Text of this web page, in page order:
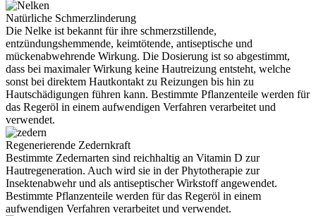
Natürliche Schmerzlinderung
Die Nelke ist bekannt für ihre schmerzstillende,
entzündungshemmende, keimtötende, antiseptische und
mückenabwehrende Wirkung. Die Dosierung ist so abgestimmt,
dass bei maximaler Wirkung keine Hautreizung entsteht, welche
sonst bei direktem Hautkontakt zu Reizungen bis hin zu
Hautschädigungen führen kann. Bestimmte Pflanzenteile werden für
das Regeröl in einem aufwendigen Verfahren verarbeitet und
verwendet.
Regenerierende Zedernkraft
Bestimmte Zedernarten sind reichhaltig an Vitamin D zur
Hautregeneration. Auch wird sie in der Phytotherapie zur
Insektenabwehr und als antiseptischer Wirkstoff angewendet.
Bestimmte Pflanzenteile werden für das Regeröl in einem
aufwendigen Verfahren verarbeitet und verwendet.